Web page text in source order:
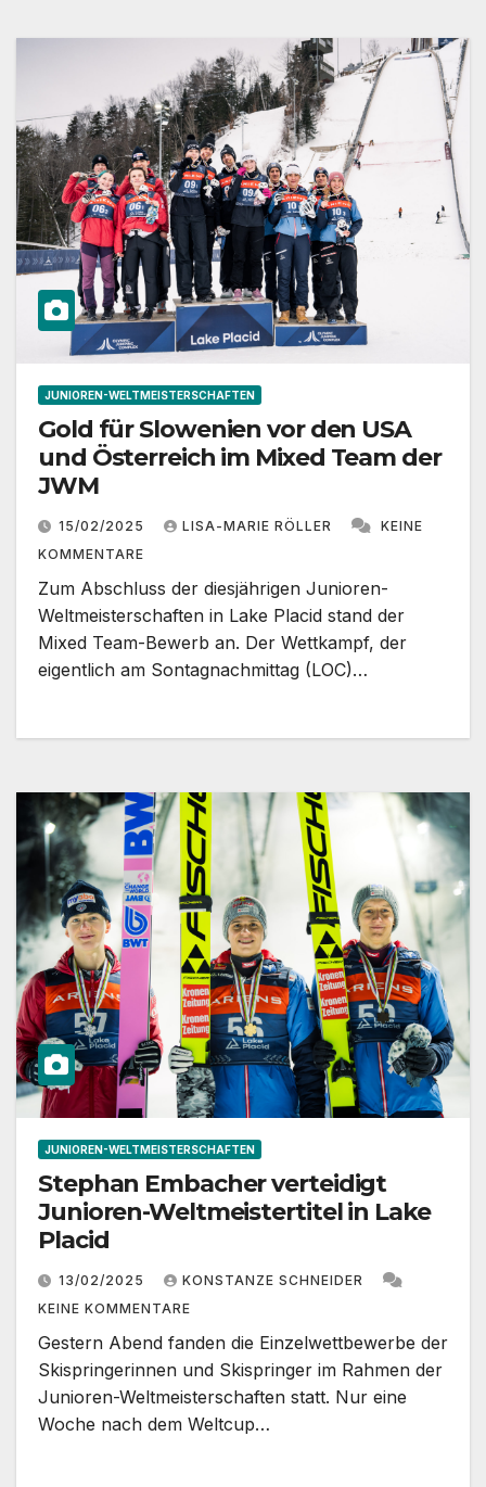
JUNIOREN-WELTMEISTERSCHAFTEN
Gold für Slowenien vor den USA
und Österreich im Mixed Team der
JWM
15/02/2025 LISA-MARIE RÖLLER
KEINE
KOMMENTARE
Zum Abschluss der diesjährigen Junioren-
Weltmeisterschaften in Lake Placid stand der
Mixed Team-Bewerb an. Der Wettkampf, der
eigentlich am Sontagnachmittag (LOC)…
JUNIOREN-WELTMEISTERSCHAFTEN
Stephan Embacher verteidigt
Junioren-Weltmeistertitel in Lake
Placid
13/02/2025
KONSTANZE SCHNEIDER
KEINE KOMMENTARE
Gestern Abend fanden die Einzelwettbewerbe der
Skispringerinnen und Skispringer im Rahmen der
Junioren-Weltmeisterschaften statt. Nur eine
Woche nach dem Weltcup…